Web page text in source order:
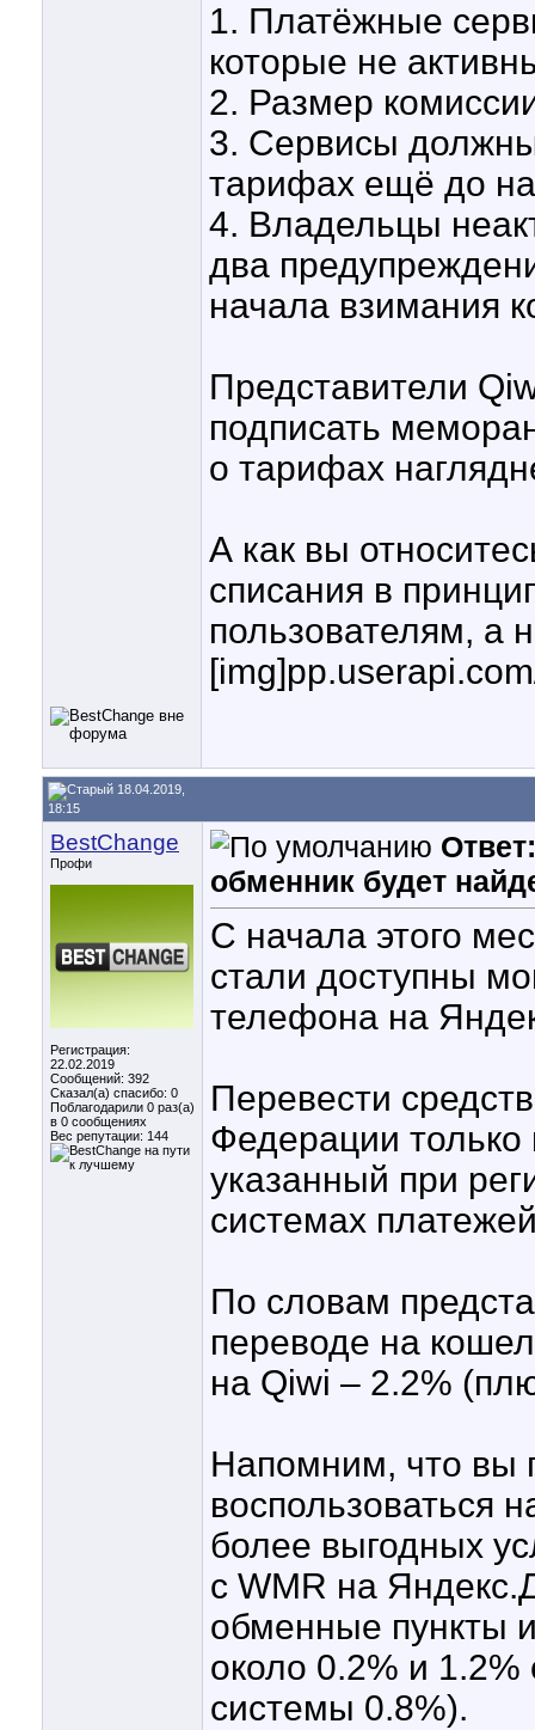
1. Платёжные
которые не
2. Размер
3. Сервисы
тарифах ещё до
4. Владельцы
два
начала взимания
Представители
подписать
о тарифах
А как вы
списания в
пользователям, а
18.04.2019,
18:15
BestChange
Профи
Регистрация:
22.02.2019
Сообщений: 392
Сказал(а) спасибо: 0
Поблагодарили 0 раз(а)
в 0 сообщениях
Вес репутации: 144
обменник будет
С начала этого
стали доступны
телефона на
Перевести
Федерации
указанный при
системах
По словам
переводе на
на Qiwi – 2.2%
Напомним, что вы
воспользоваться
более выгодных
с WMR на
обменные пункты
около 0.2% и 1.2%
системы 0.8%).